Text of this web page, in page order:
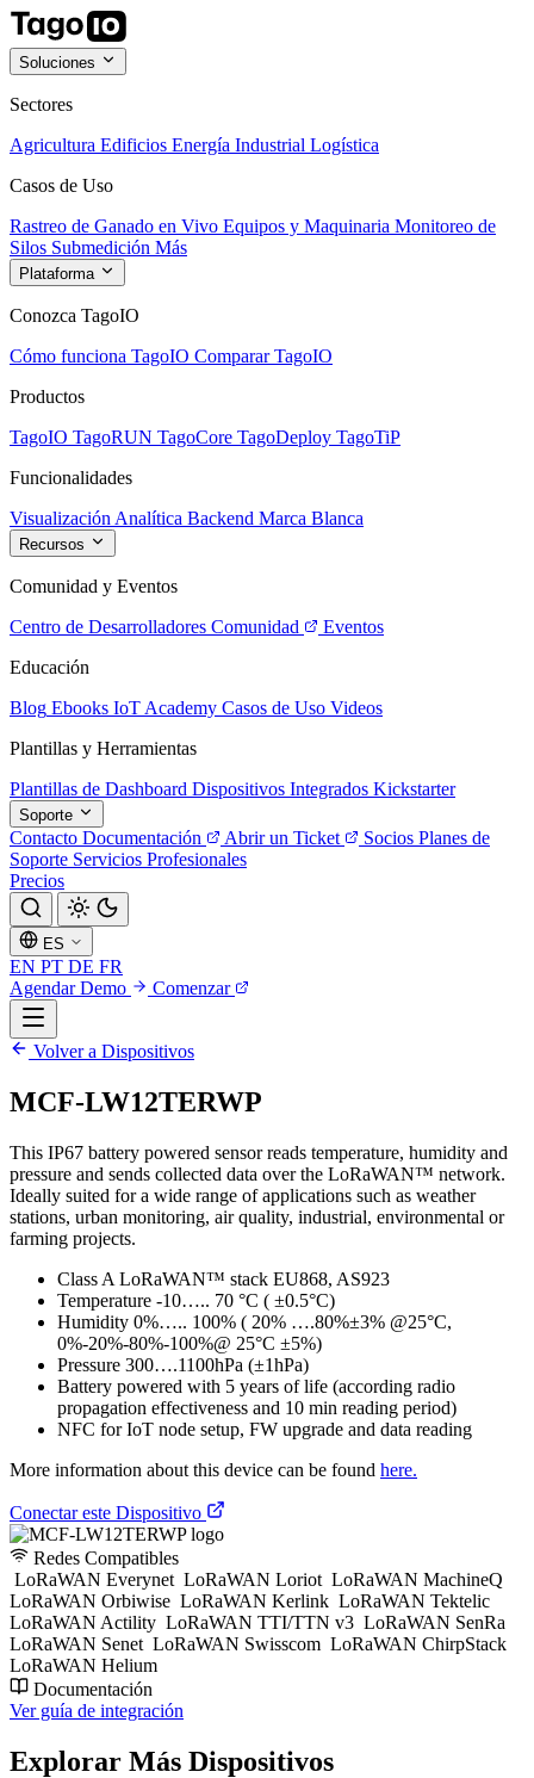
Soluciones
Sectores
Agricultura Edificios Energía Industrial Logística
Casos de Uso
Rastreo de Ganado en Vivo Equipos y Maquinaria Monitoreo de
Silos Submedición Más
Plataforma
Conozca TagoIO
Cómo funciona TagoIO Comparar TagoIO
Productos
TagoIO TagoRUN TagoCore TagoDeploy TagoTiP
Funcionalidades
Visualización Analítica Backend Marca Blanca
Recursos
Comunidad y Eventos
Centro de Desarrolladores Comunidad
Eventos
Educación
Blog Ebooks IoT Academy Casos de Uso Videos
Plantillas y Herramientas
Plantillas de Dashboard Dispositivos Integrados Kickstarter
Soporte
Contacto Documentación Abrir un Ticket Socios Planes de
Soporte Servicios Profesionales
Precios
ES
EN PT DE FR
Agendar Demo
Comenzar
Volver a Dispositivos
MCF-LW12TERWP
This IP67 battery powered sensor reads temperature, humidity and
pressure and sends collected data over the LoRaWAN™ network.
Ideally suited for a wide range of applications such as weather
stations, urban monitoring, air quality, industrial, environmental or
farming projects.
Class A LoRaWAN™ stack EU868, AS923
Temperature -10….. 70 °C ( ±0.5°C)
Humidity 0%….. 100% ( 20% ….80%±3% @25°C,
0%-20%-80%-100%@ 25°C ±5%)
Pressure 300….1100hPa (±1hPa)
Battery powered with 5 years of life (according radio
propagation effectiveness and 10 min reading period)
NFC for IoT node setup, FW upgrade and data reading
More information about this device can be found here.
Conectar este Dispositivo
Redes Compatibles
LoRaWAN Everynet LoRaWAN Loriot LoRaWAN MachineQ
LoRaWAN Orbiwise LoRaWAN Kerlink LoRaWAN Tektelic
LoRaWAN Actility LoRaWAN TTI/TTN v3 LoRaWAN SenRa
LoRaWAN Senet LoRaWAN Swisscom LoRaWAN ChirpStack
LoRaWAN Helium
Documentación
Ver guía de integración
Explorar Más Dispositivos